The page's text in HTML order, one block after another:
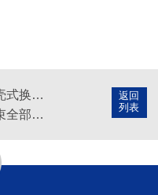
返回
列表
青岛瑞普特如何解决板壳式换热器板程及壳程的流量分配不均？
瑞普特板壳式换热器板束全部实现自动焊接